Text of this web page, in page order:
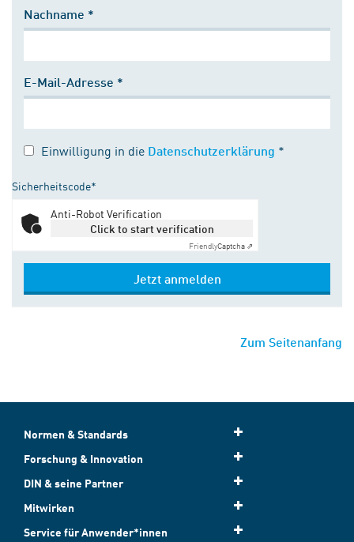
Nachname *
E-Mail-Adresse *
Einwilligung in die Datenschutzerklärung *
Sicherheitscode*
Anti-Robot Verification
Click to start verification
FriendlyCaptcha ⇗
Jetzt anmelden
Zum Seitenanfang
Normen & Standards
Forschung & Innovation
DIN & seine Partner
Mitwirken
Service für Anwender*innen